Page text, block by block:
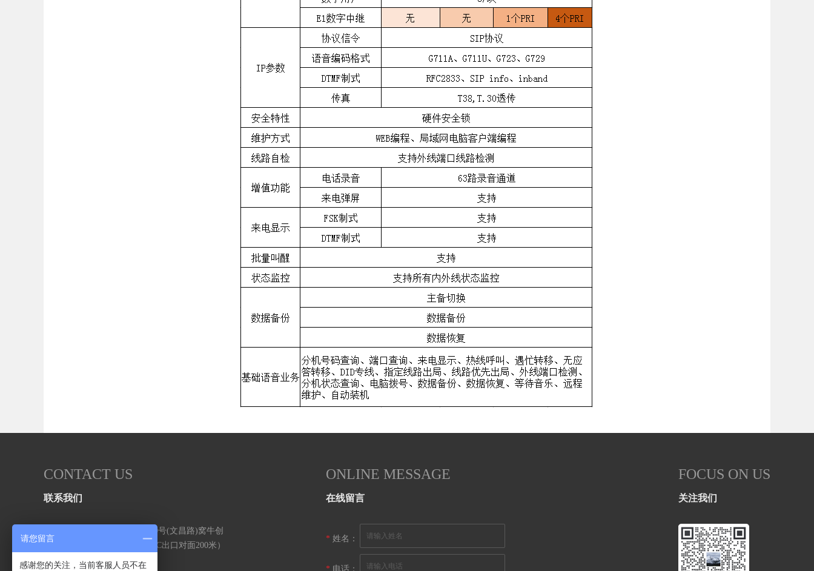
CONTACT US
联系我们
地址：武汉市洪山区书城路170号(文昌路)窝牛创
意大厦 1002室（文昌路地铁站C出口对面200米）
电话：027-87791868
ONLINE MESSAGE
在线留言
* 姓名：
* 电话：
FOCUS ON US
关注我们
请您留言
感谢您的关注，当前客服人员不在